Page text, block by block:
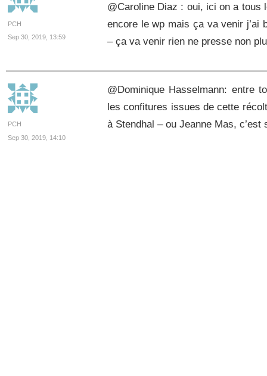
PCH
Sep 30, 2019, 13:59
@Caroline Diaz : oui, ici on a
encore le wp mais ça va venir j’ai
– ça va venir rien ne presse non
PCH
Sep 30, 2019, 14:10
@Dominique Hasselmann: entre
les confitures issues de cette
à Stendhal – ou Jeanne Mas,